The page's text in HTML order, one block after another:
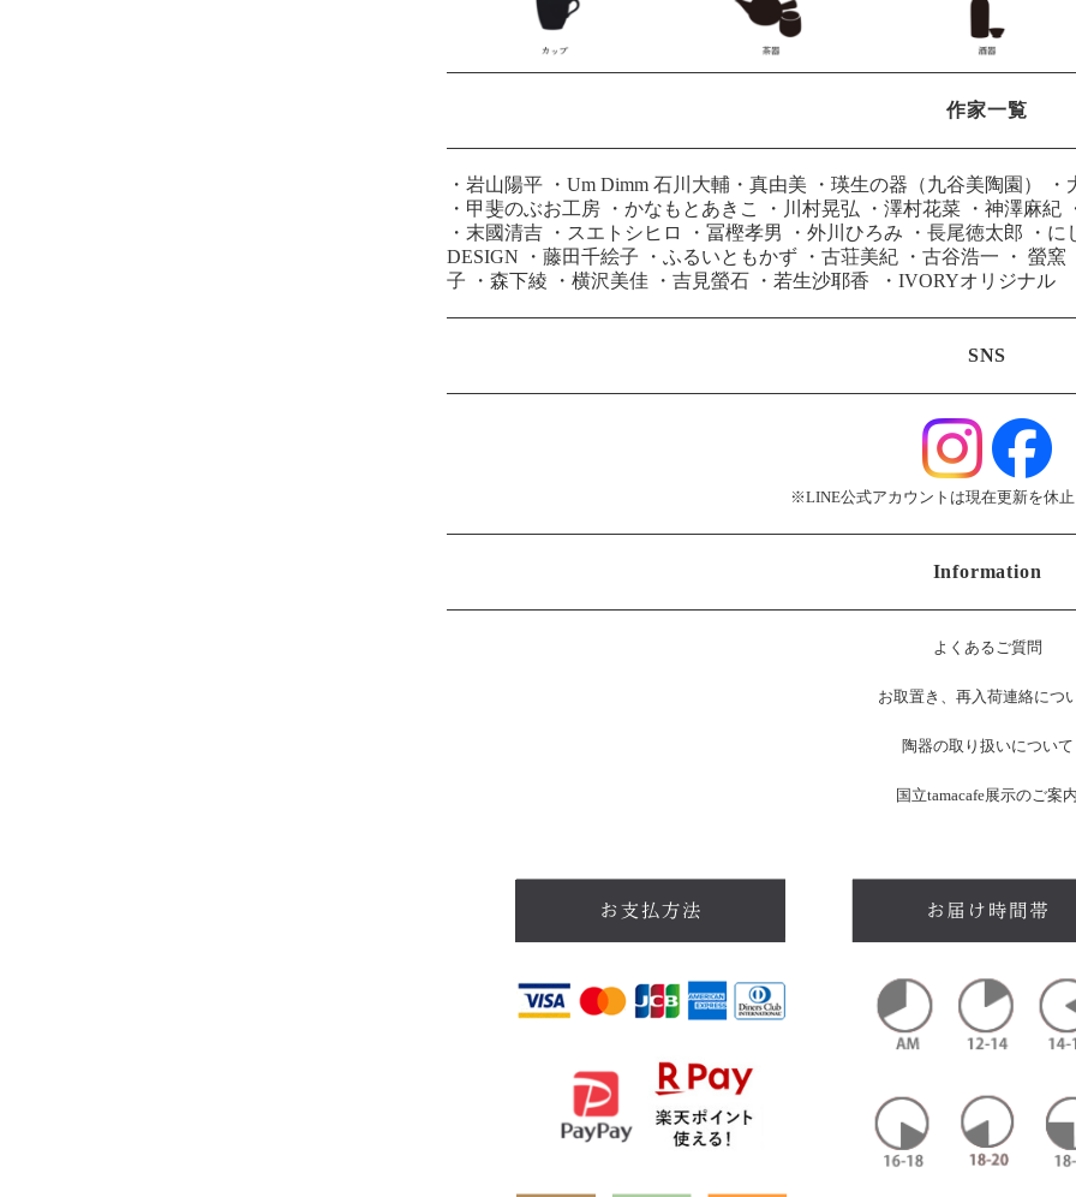
作家一覧
・ 岩山陽平 ・ Um Dimm 石川大輔・真由美 ・ 瑛生の器（九谷美陶園） ・
・ 甲斐のぶお工房 ・ かなもとあきこ ・ 川村晃弘 ・ 澤村花菜 ・ 神澤麻紀
・ 末國清吉 ・ スエトシヒロ ・ 冨樫孝男 ・ 外川ひろみ ・ 長尾徳太郎 ・ に
DESIGN
・ 藤田千絵子 ・ ふるいともかず ・ 古荘美紀 ・ 古谷浩一 ・ 螢窯
子
・ 森下綾 ・ 横沢美佳 ・ 吉見螢石 ・ 若生沙耶香 ・ IVORYオリジナル
SNS
※LINE公式アカウントは現在更新を休
Information
よくあるご質問
お取置き、再入荷連絡につ
陶器の取り扱いについて
国立tamacafe展示のご案